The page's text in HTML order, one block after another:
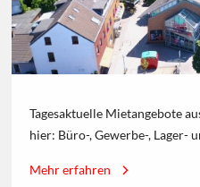
Tagesaktuelle Mietangebote
hier: Büro-, Gewerbe-, Lager-
Mehr erfahren